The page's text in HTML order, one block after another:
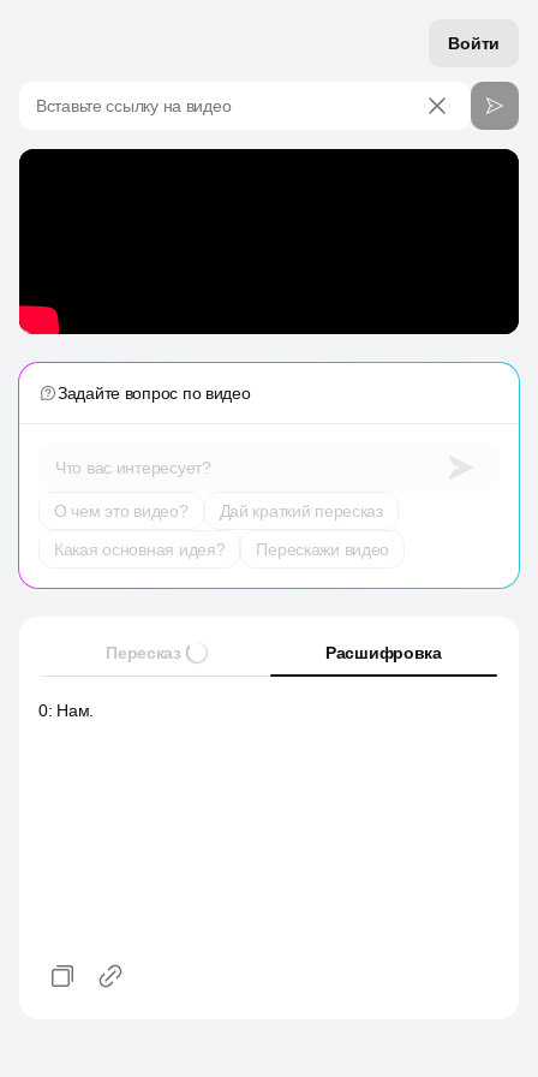
Войти
Вставьте ссылку на видео
Задайте вопрос по видео
Что вас интересует?
О чем это видео?
Дай краткий пересказ
Какая основная идея?
Перескажи видео
Пересказ Расшифровка
0: Нам.